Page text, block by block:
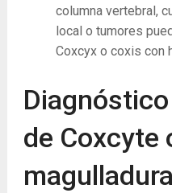
columna vertebral,
local o tumores
Coxcyx o coxis con
de Coxcyte